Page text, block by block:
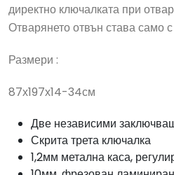
директно ключалката при
Отварянето отвън става само
Размери :
87х197х14-34см
Две независими
Скрита трета ключалка
1,2мм метална каса,